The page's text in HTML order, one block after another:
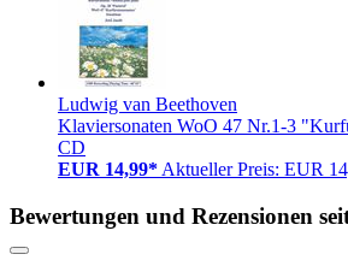
Ludwig van Beethoven
Klaviersonaten WoO 47 Nr.1-3
CD
EUR 14,99* Aktueller Preis: EUR
Bewertungen und Rezensionen